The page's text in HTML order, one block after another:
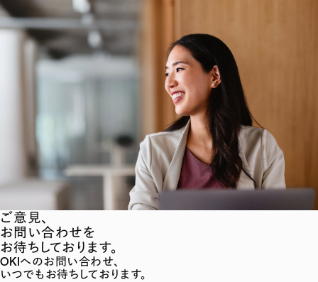
ご意見、
お問い合わせを
お待ちしております。
OKIへのお問い合わせ、
いつでもお待ちしております。